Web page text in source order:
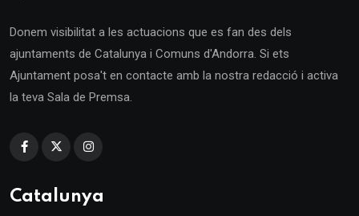
Donem visibilitat a les actuacions que es fan des dels
ajuntaments de Catalunya i Comuns d'Andorra. Si ets
Ajuntament posa't en contacte amb la nostra redacció i activa
la teva Sala de Premsa.
Catalunya